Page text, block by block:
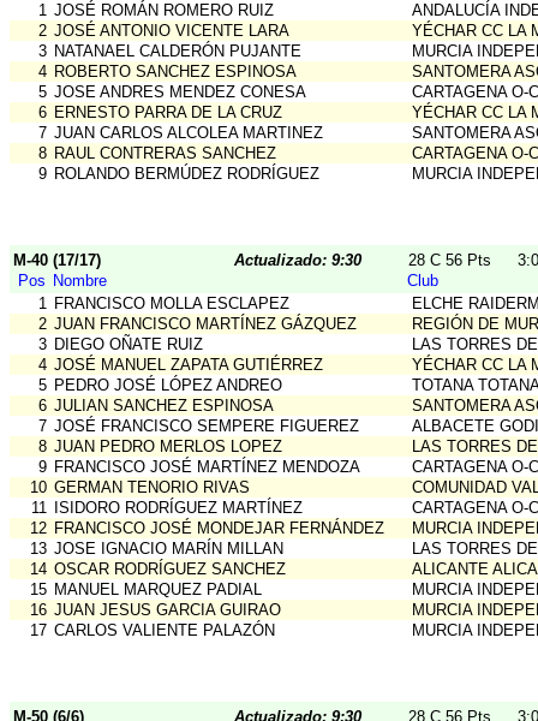
1 JOSÉ ROMÁN ROMERO RUIZ
ANDALUCÍA
2 JOSÉ ANTONIO VICENTE LARA
YÉCHAR CC LA
3 NATANAEL CALDERÓN PUJANTE
MURCIA
4 ROBERTO SANCHEZ ESPINOSA
SANTOMERA
5 JOSE ANDRES MENDEZ CONESA
CARTAGENA O-
6 ERNESTO PARRA DE LA CRUZ
YÉCHAR CC LA
7 JUAN CARLOS ALCOLEA MARTINEZ
SANTOMERA
8 RAUL CONTRERAS SANCHEZ
CARTAGENA O-
9 ROLANDO BERMÚDEZ RODRÍGUEZ MURCIA
M-40 (17/17) Actualizado: 9:30 28 C 56 Pts
Pos Nombre
Club
1 FRANCISCO MOLLA ESCLAPEZ
ELCHE
2 JUAN FRANCISCO MARTÍNEZ GÁZQUEZ
REGIÓN DE
3 DIEGO OÑATE RUIZ
LAS TORRES
4 JOSÉ MANUEL ZAPATA GUTIÉRREZ
YÉCHAR CC LA
5 PEDRO JOSÉ LÓPEZ ANDREO
TOTANA
6 JULIAN SANCHEZ ESPINOSA
SANTOMERA
7 JOSÉ FRANCISCO SEMPERE FIGUEREZ
ALBACETE
8 JUAN PEDRO MERLOS LOPEZ
LAS TORRES
9 FRANCISCO JOSÉ MARTÍNEZ MENDOZA
CARTAGENA O-
10 GERMAN TENORIO RIVAS
COMUNIDAD
11
ISIDORO RODRÍGUEZ MARTÍNEZ
CARTAGENA O-
12 FRANCISCO JOSÉ MONDEJAR FERNÁNDEZ
MURCIA
13 JOSE IGNACIO MARÍN MILLAN
LAS TORRES
14 OSCAR RODRÍGUEZ SANCHEZ
ALICANTE
15 MANUEL MARQUEZ PADIAL
MURCIA
16 JUAN JESUS GARCIA GUIRAO
MURCIA
17 CARLOS VALIENTE PALAZÓN MURCIA
M-50 (6/6) Actualizado: 9:30 28 C 56 Pts